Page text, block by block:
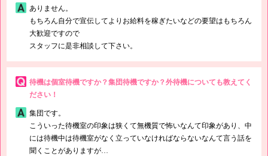
ありません。
もちろん自分で宣伝してよりお給料を稼ぎたいなどの要望はもちろん
大歓迎ですので
スタッフに是非相談して下さい。
待機は個室待機ですか？集団待機ですか？外待機についても教えてく
ださい！
集団です。
こういった待機室の印象は狭くて無機質で怖いなんて印象があり、中
には待機中は待機室がなく立っていなければならないなんて言う話を
聞くことがありますが…